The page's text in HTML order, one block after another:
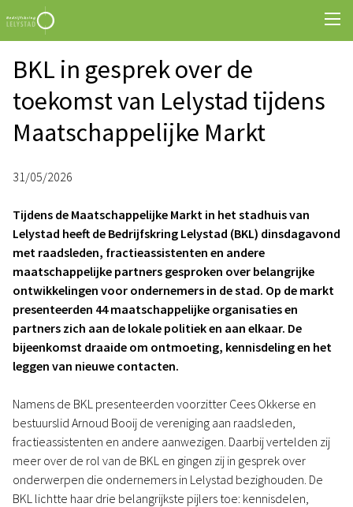
BKL in gesprek over de
toekomst van Lelystad tijdens
Maatschappelijke Markt
31/05/2026
Tijdens de Maatschappelijke Markt in het stadhuis van
Lelystad heeft de Bedrijfskring Lelystad (BKL) dinsdagavond
met raadsleden, fractieassistenten en andere
maatschappelijke partners gesproken over belangrijke
ontwikkelingen voor ondernemers in de stad. Op de markt
presenteerden 44 maatschappelijke organisaties en
partners zich aan de lokale politiek en aan elkaar. De
bijeenkomst draaide om ontmoeting, kennisdeling en het
leggen van nieuwe contacten.
Namens de BKL presenteerden voorzitter Cees Okkerse en
bestuurslid Arnoud Booij de vereniging aan raadsleden,
fractieassistenten en andere aanwezigen. Daarbij vertelden zij
meer over de rol van de BKL en gingen zij in gesprek over
onderwerpen die ondernemers in Lelystad bezighouden. De
BKL lichtte haar drie belangrijkste pijlers toe: kennisdelen,